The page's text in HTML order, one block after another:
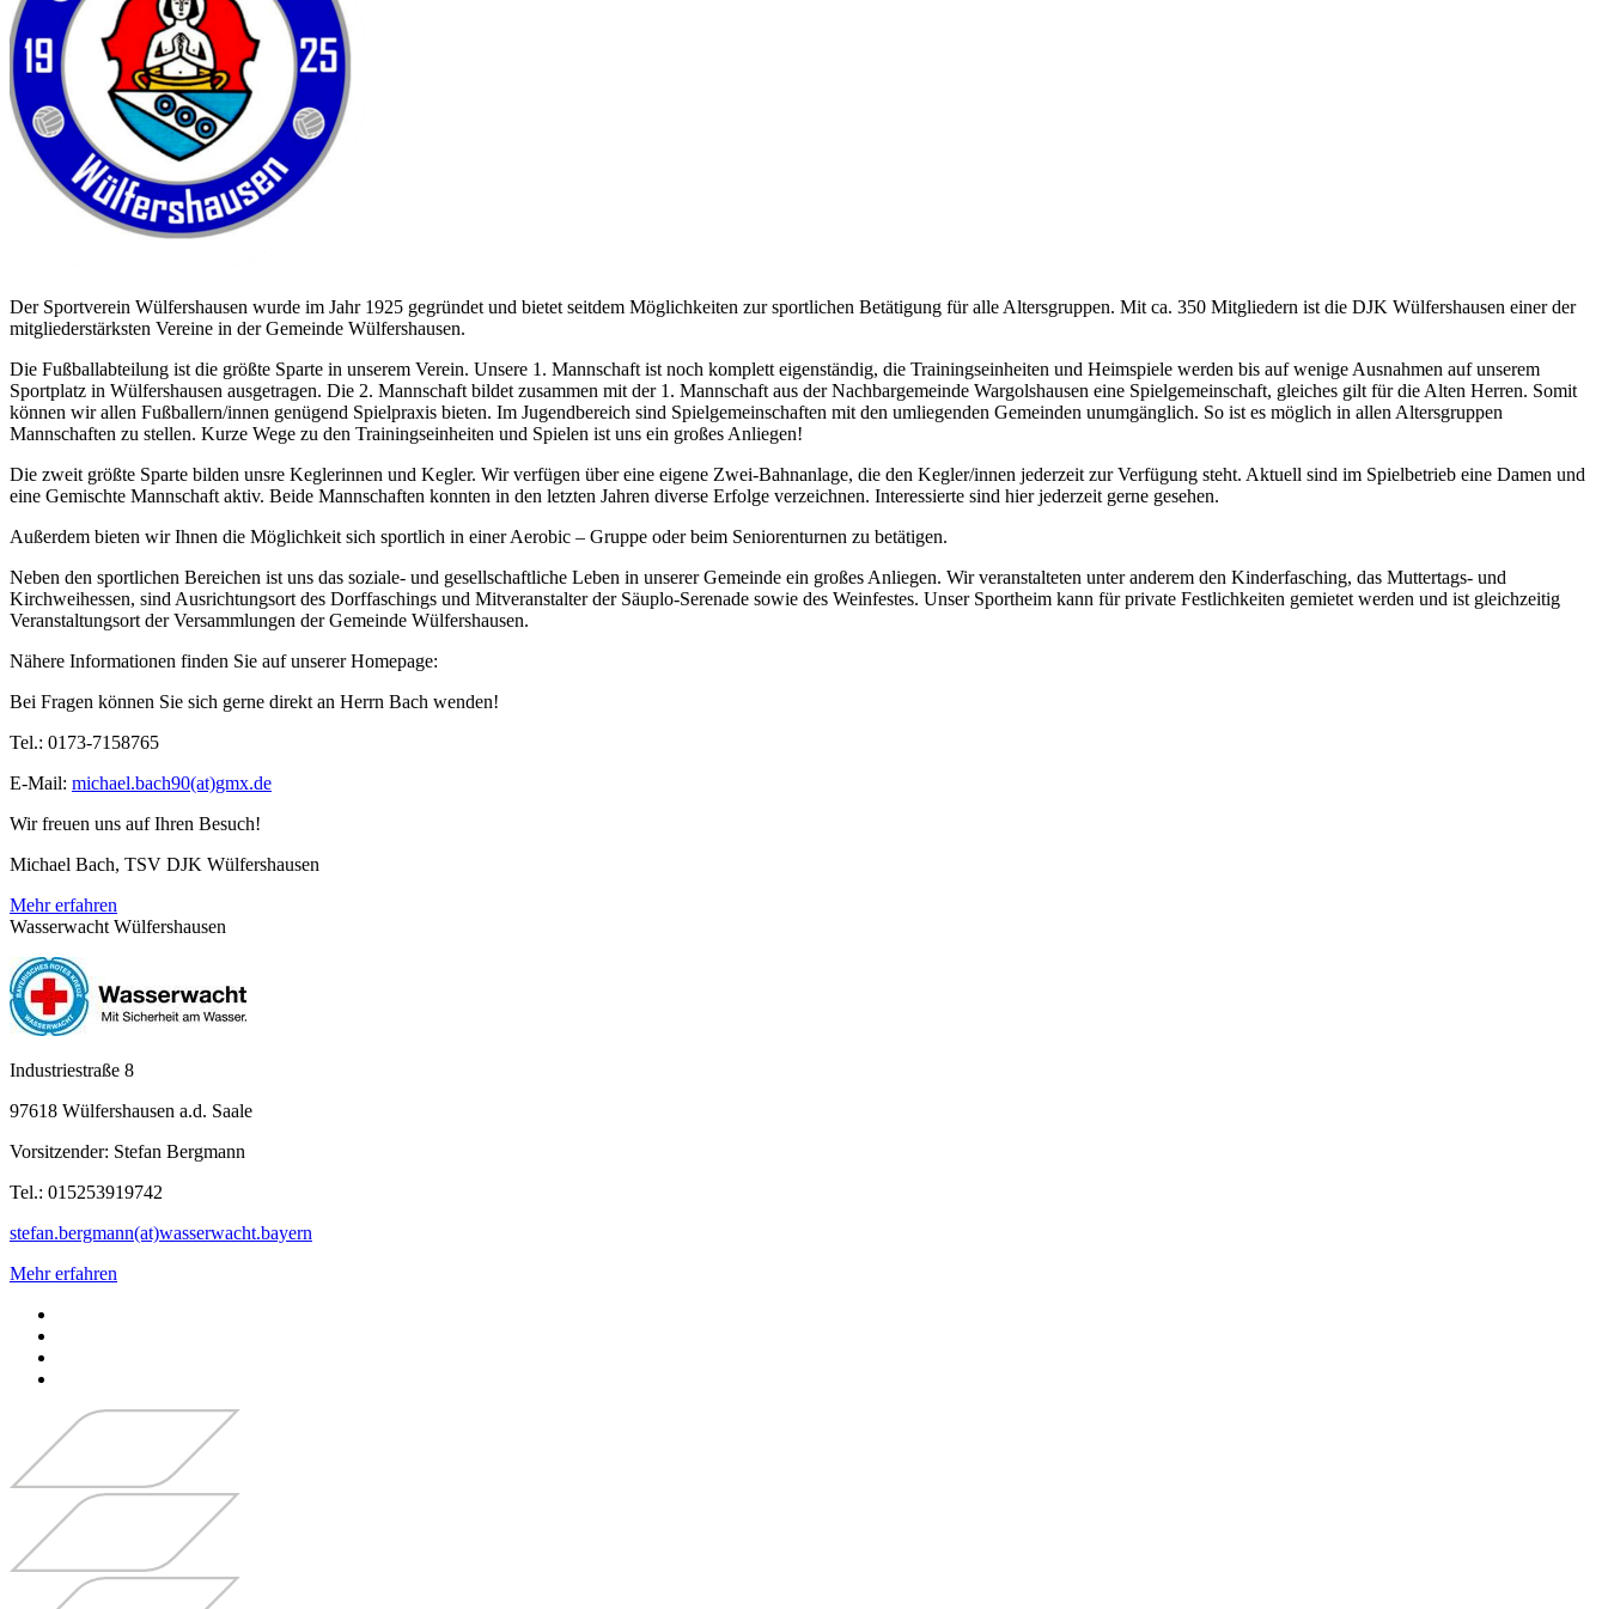
Der Sportverein Wülfershausen wurde im Jahr 1925 gegründet und bietet seitdem Möglichkeiten zur sportlichen Betätigung für alle Altersgruppen. Mit ca. 350 Mitgliedern ist die DJK Wülfershausen einer der
mitgliederstärksten Vereine in der Gemeinde Wülfershausen.
Die Fußballabteilung ist die größte Sparte in unserem Verein. Unsere 1. Mannschaft ist noch komplett eigenständig, die Trainingseinheiten und Heimspiele werden bis auf wenige Ausnahmen auf unserem
Sportplatz in Wülfershausen ausgetragen. Die 2. Mannschaft bildet zusammen mit der 1. Mannschaft aus der Nachbargemeinde Wargolshausen eine Spielgemeinschaft, gleiches gilt für die Alten Herren. Somit
können wir allen Fußballern/innen genügend Spielpraxis bieten. Im Jugendbereich sind Spielgemeinschaften mit den umliegenden Gemeinden unumgänglich. So ist es möglich in allen Altersgruppen
Mannschaften zu stellen. Kurze Wege zu den Trainingseinheiten und Spielen ist uns ein großes Anliegen!
Die zweit größte Sparte bilden unsre Keglerinnen und Kegler. Wir verfügen über eine eigene Zwei-Bahnanlage, die den Kegler/innen jederzeit zur Verfügung steht. Aktuell sind im Spielbetrieb eine Damen und
eine Gemischte Mannschaft aktiv. Beide Mannschaften konnten in den letzten Jahren diverse Erfolge verzeichnen. Interessierte sind hier jederzeit gerne gesehen.
Außerdem bieten wir Ihnen die Möglichkeit sich sportlich in einer Aerobic – Gruppe oder beim Seniorenturnen zu betätigen.
Neben den sportlichen Bereichen ist uns das soziale- und gesellschaftliche Leben in unserer Gemeinde ein großes Anliegen. Wir veranstalteten unter anderem den Kinderfasching, das Muttertags- und
Kirchweihessen, sind Ausrichtungsort des Dorffaschings und Mitveranstalter der Säuplo-Serenade sowie des Weinfestes. Unser Sportheim kann für private Festlichkeiten gemietet werden und ist gleichzeitig
Veranstaltungsort der Versammlungen der Gemeinde Wülfershausen.
Nähere Informationen finden Sie auf unserer Homepage:
Bei Fragen können Sie sich gerne direkt an Herrn Bach wenden!
Tel.: 0173-7158765
E-Mail: michael.bach90(at)gmx.de
Wir freuen uns auf Ihren Besuch!
Michael Bach, TSV DJK Wülfershausen
Mehr erfahren
Wasserwacht Wülfershausen
Industriestraße 8
97618 Wülfershausen a.d. Saale
Vorsitzender: Stefan Bergmann
Tel.: 015253919742
stefan.bergmann(at)wasserwacht.bayern
Mehr erfahren